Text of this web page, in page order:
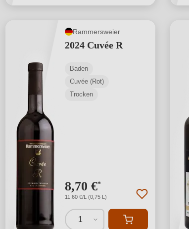
Rammersweier
2024 Cuvée R
Baden
Cuvée (Rot)
Trocken
8,70 €*
11,60 €/L (0,75 L)
1